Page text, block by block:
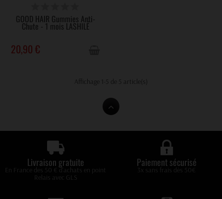
GOOD HAIR Gummies Anti-
Chute - 1 mois LASHILÉ
20,90 €
Affichage 1-5 de 5 article(s)
Livraison gratuite
En France des 50 € d'achats en point
Relais avec GLS
Paiement sécurisé
3x sans frais dès 50€